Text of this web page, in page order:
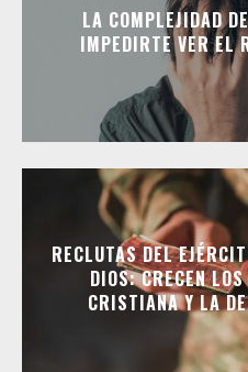
LA COMPLEJIDAD
IMPEDIRTE VER EL
RECLUTAS DEL
DIOS: CRECEN
CRISTIANA Y LA